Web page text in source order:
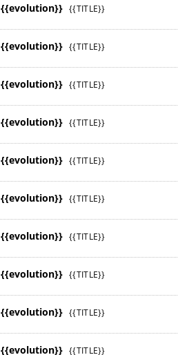
{{evolution}} {{TITLE}}
{{evolution}} {{TITLE}}
{{evolution}} {{TITLE}}
{{evolution}} {{TITLE}}
{{evolution}} {{TITLE}}
{{evolution}} {{TITLE}}
{{evolution}} {{TITLE}}
{{evolution}} {{TITLE}}
{{evolution}} {{TITLE}}
{{evolution}} {{TITLE}}